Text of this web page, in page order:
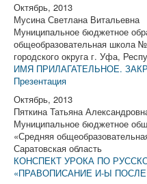
Октябрь, 2013
Мусина Светлана Витальевна
Муниципальное бюджетное
общеобразовательная школа
городского округа г. Уфа,
ИМЯ ПРИЛАГАТЕЛЬНОЕ.
Презентация
Октябрь, 2013
Пяткина Татьяна
Муниципальное бюджетное
«Средняя
Саратовская область
КОНСПЕКТ УРОКА ПО
«ПРАВОПИСАНИЕ И-Ы